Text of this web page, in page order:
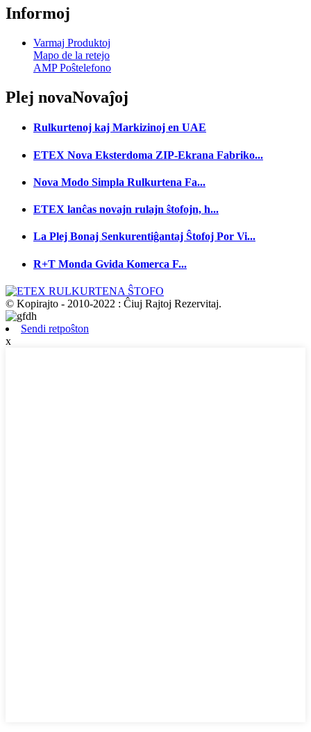
Informoj
Varmaj Produktoj
Mapo de la retejo
AMP Poŝtelefono
Plej novaNovaĵoj
Rulkurtenoj kaj Markizinoj en UAE
ETEX Nova Eksterdoma ZIP-Ekrana Fabriko...
Nova Modo Simpla Rulkurtena Fa...
ETEX lanĉas novajn rulajn ŝtofojn, h...
La Plej Bonaj Senkurentiĝantaj Ŝtofoj Por Vi...
R+T Monda Gvida Komerca F...
© Kopirajto - 2010-2022 : Ĉiuj Rajtoj Rezervitaj.
Sendi retpoŝton
x